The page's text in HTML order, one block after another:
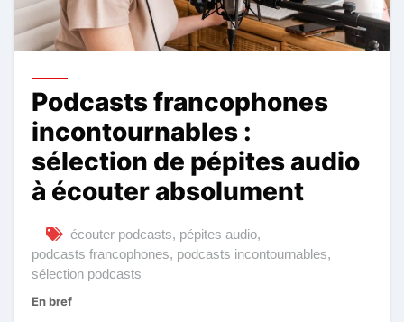
Podcasts francophones
incontournables :
sélection de pépites audio
à écouter absolument
écouter podcasts, pépites audio,
podcasts francophones, podcasts incontournables,
sélection podcasts
En bref